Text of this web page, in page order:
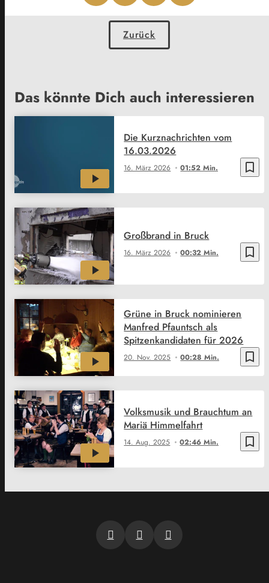
Zurück
Das könnte Dich auch interessieren
bookmark_border
16. März 2026 01:52 Min.
Die Kurznachrichten vom
16.03.2026
bookmark_border
16. März 2026 00:32 Min.
Großbrand in Bruck
bookmark_border
20. Nov. 2025 00:28 Min.
Grüne in Bruck nominieren
Manfred Pfauntsch als
Spitzenkandidaten für 2026
bookmark_border
14. Aug. 2025 02:46 Min.
Volksmusik und Brauchtum an
Mariä Himmelfahrt